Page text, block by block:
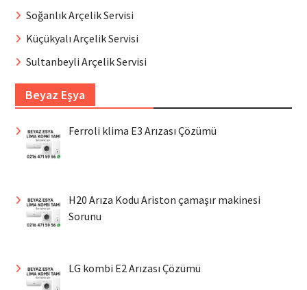
Soğanlık Arçelik Servisi
Küçükyalı Arçelik Servisi
Sultanbeyli Arçelik Servisi
Beyaz Eşya
Ferroli klima E3 Arızası Çözümü
H20 Arıza Kodu Ariston çamaşır makinesi
Sorunu
LG kombi E2 Arızası Çözümü